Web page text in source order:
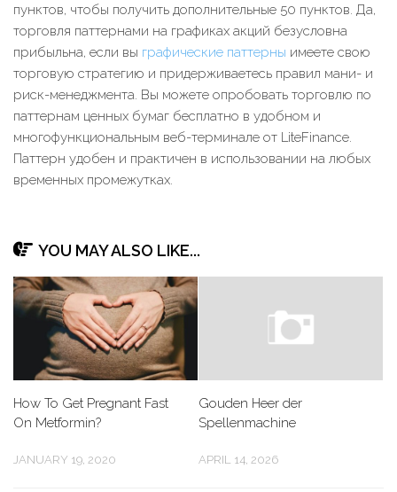
пунктов, чтобы получить дополнительные 50 пунктов. Да,
торговля паттернами на графиках акций безусловна
прибыльна, если вы графические паттерны имеете свою
торговую стратегию и придерживаетесь правил мани- и
риск-менеджмента. Вы можете опробовать торговлю по
паттернам ценных бумаг бесплатно в удобном и
многофункциональным веб-терминале от LiteFinance.
Паттерн удобен и практичен в использовании на любых
временных промежутках.
YOU MAY ALSO LIKE...
How To Get Pregnant Fast
On Metformin?
JANUARY 19, 2020
Gouden Heer der
Spellenmachine
APRIL 14, 2026